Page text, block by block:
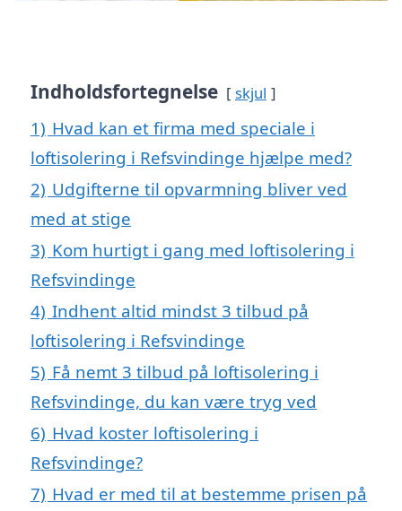
Indholdsfortegnelse skjul
1) Hvad kan et firma med speciale i
loftisolering i Refsvindinge hjælpe med?
2) Udgifterne til opvarmning bliver ved
med at stige
3) Kom hurtigt i gang med loftisolering i
Refsvindinge
4) Indhent altid mindst 3 tilbud på
loftisolering i Refsvindinge
5) Få nemt 3 tilbud på loftisolering i
Refsvindinge, du kan være tryg ved
6) Hvad koster loftisolering i
Refsvindinge?
7) Hvad er med til at bestemme prisen på